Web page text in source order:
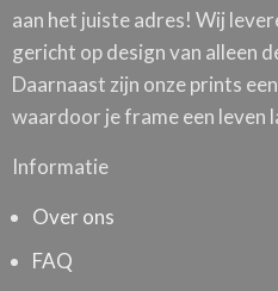
aan het juiste adres! Wij
gericht op design van alleen
Daarnaast zijn onze prints
waardoor je frame een leven
Informatie
Over ons
FAQ